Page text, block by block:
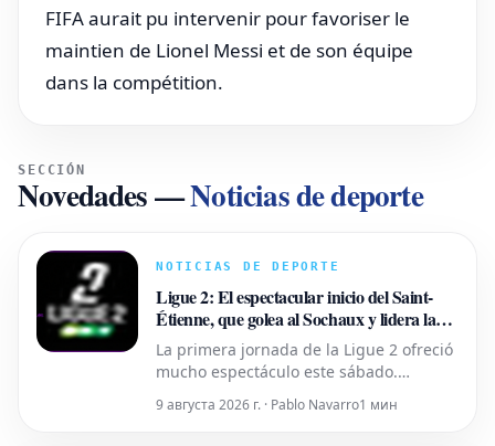
FIFA aurait pu intervenir pour favoriser le
maintien de Lionel Messi et de son équipe
dans la compétition.
SECCIÓN
Novedades—Noticias de deporte
NOTICIAS DE DEPORTE
Ligue 2: El espectacular inicio del Saint-
Étienne, que golea al Sochaux y lidera la
clasificación
La primera jornada de la Ligue 2 ofreció
mucho espectáculo este sábado.
Destacó especialmente el
enfrentamiento entre los antiguos
9 августа 2026 г. · Pablo Navarro1 мин